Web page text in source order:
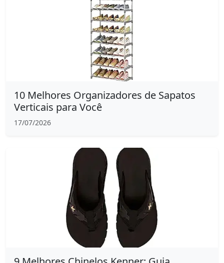
10 Melhores Organizadores de Sapatos
Verticais para Você
17/07/2026